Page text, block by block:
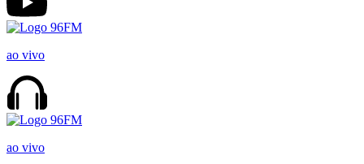
ao vivo
ao vivo